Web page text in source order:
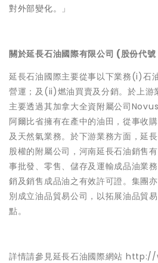
對外部變化。」
關於延長石油國際有限公司 (股份代
延長石油國際主要從事以下業務(i)石
營運；及(ii)燃油買賣及分銷。於上游
主要透過其加拿大全資附屬公司
阿爾比省擁有在產中的油田，從事收
及天然氣業務。於下游業務方面，延
股權的附屬公司，河南延長石油銷售
事批發、零售、儲存及運輸成品油業
銷及銷售成品油之有效許可證。集團
別成立油品貿易公司，以拓展油品貿
點。
詳情請參見延長石油國際網站 http://